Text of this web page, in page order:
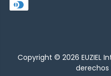
Copyright © 2026 EUZIEL
derechos